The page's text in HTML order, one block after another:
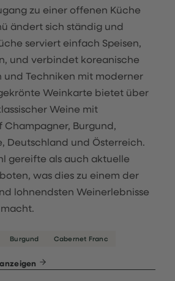
zu einer offenen Küche
ändert sich ständig und
serviert einfach Speisen,
und verbindet koreanische
und Techniken mit moderner
Weinkarte bietet über
Weine mit
Burgund,
Deutschland und Österreich.
gereifte als auch aktuelle
was dies zu einem der
lohnendsten Weinerlebnisse
Burgund Cabernet Franc